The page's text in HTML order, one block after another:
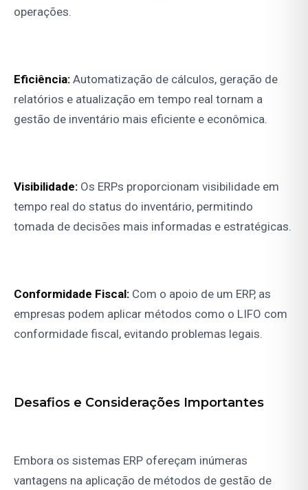
operações.
Eficiência: Automatização de cálculos, geração de
relatórios e atualização em tempo real tornam a
gestão de inventário mais eficiente e econômica.
Visibilidade: Os ERPs proporcionam visibilidade em
tempo real do status do inventário, permitindo
tomada de decisões mais informadas e estratégicas.
Conformidade Fiscal: Com o apoio de um ERP, as
empresas podem aplicar métodos como o LIFO com
conformidade fiscal, evitando problemas legais.
Desafios e Considerações Importantes
Embora os sistemas ERP ofereçam inúmeras
vantagens na aplicação de métodos de gestão de